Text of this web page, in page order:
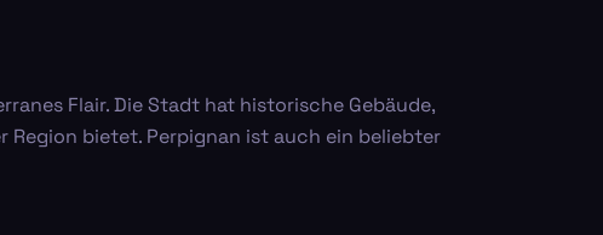
Flair. Die Stadt hat historische Gebäude,
Region bietet. Perpignan ist auch ein beliebter